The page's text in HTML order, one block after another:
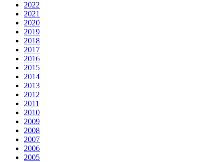
2022
2021
2020
2019
2018
2017
2016
2015
2014
2013
2012
2011
2010
2009
2008
2007
2006
2005